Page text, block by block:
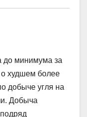
до минимума за
о худшем более
добыче угля на
Добыча